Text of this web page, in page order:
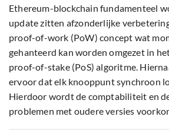
Ethereum-blockchain fundamenteel
update zitten afzonderlijke
proof-of-work (PoW) concept wat
gehanteerd kan worden omgezet in
proof-of-stake (PoS) algoritme.
ervoor dat elk knooppunt synchroon
Hierdoor wordt de comptabiliteit en
problemen met oudere versies